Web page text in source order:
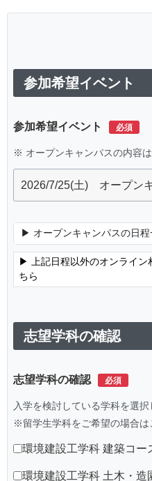
参加希望イベント
参加希望イベント
※ オープンキャンパスの内容は
▶ オープンキャンパスの日程
▶ 上記日程以外のオンライン
ちら
志望学科の確認
志望学科の確認
入学を検討している学科を選択
※留学生学科をご希望の場合は
環境建設工学科 建築コー
環境建設工学科 土木・造